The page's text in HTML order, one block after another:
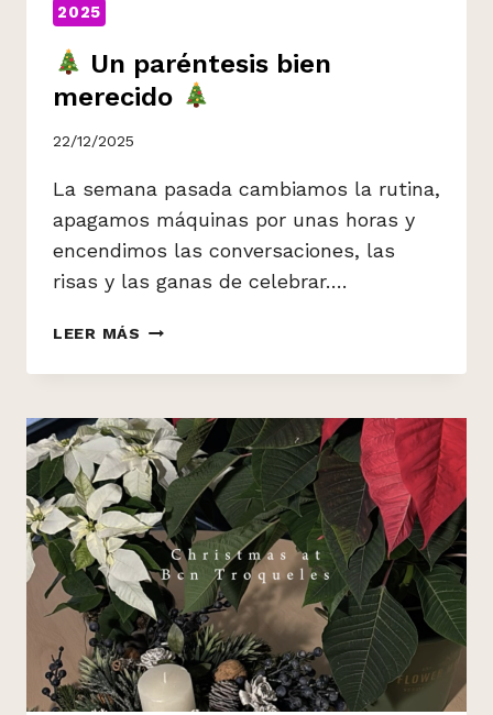
2025
Un paréntesis bien
merecido
22/12/2025
La semana pasada cambiamos la rutina,
apagamos máquinas por unas horas y
encendimos las conversaciones, las
risas y las ganas de celebrar….
LEER MÁS
PARÉNTESIS
MERECIDO